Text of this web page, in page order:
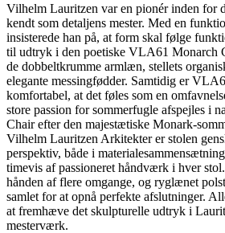
Vilhelm Lauritzen var en pionér inden for
kendt som detaljens mester. Med en
insisterede han på, at form skal følge
til udtryk i den poetiske VLA61 Monarch
de dobbeltkrumme armlæn, stellets
elegante messingfødder. Samtidig er
komfortabel, at det føles som en
store passion for sommerfugle afspejles i
Chair efter den majestætiske Monark-
Vilhelm Lauritzen Arkitekter er stolen
perspektiv, både i
timevis af passioneret håndværk i hver
hånden af flere omgange, og ryglænet
samlet for at opnå perfekte afslutninger.
at fremhæve det skulpturelle udtryk i
mesterværk.